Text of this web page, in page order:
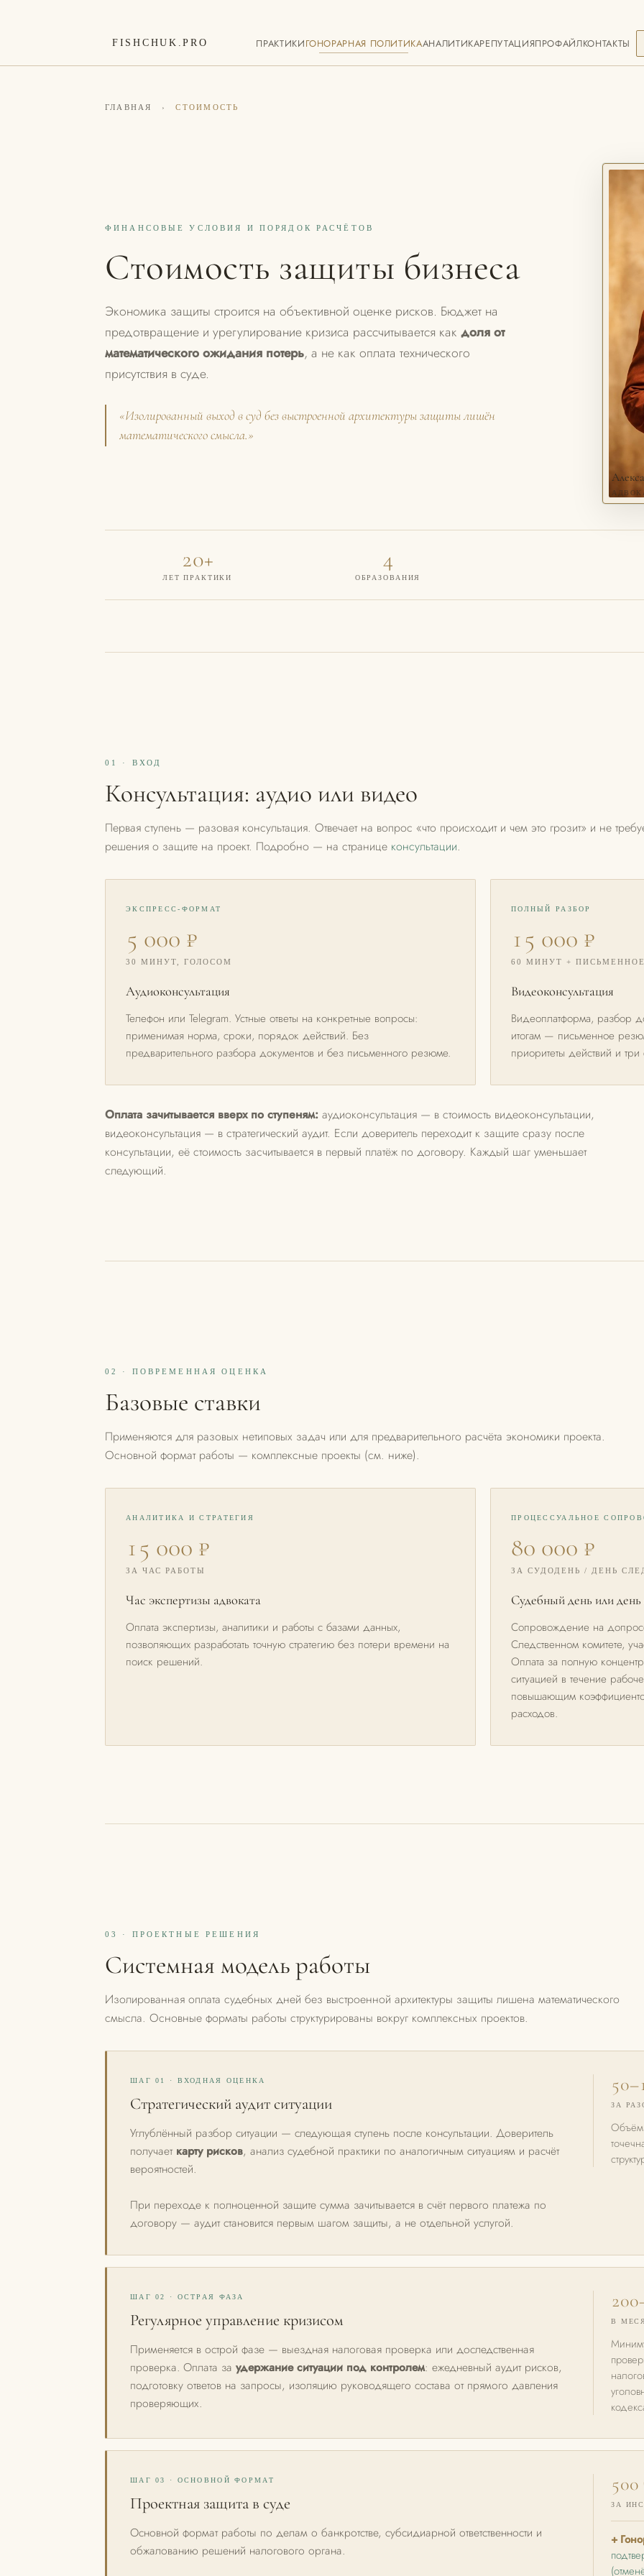
FISHCHUK.PRO ПРАКТИКИГОНОРАРНАЯ ПОЛИТИКААНАЛИТИКАРЕПУТАЦИЯПРОФАЙЛКОНТАКТЫ
ГЛАВНАЯ › СТОИМОСТЬ
ФИНАНСОВЫЕ УСЛОВИЯ И ПОРЯДОК РАСЧЁТОВ
Стоимость защиты бизнеса
Экономика защиты строится на объективной оценке рисков. Бюджет на
предотвращение и урегулирование кризиса рассчитывается как доля от
математического ожидания потерь, а не как оплата технического
присутствия в суде.
«Изолированный выход в суд без выстроенной архитектуры защиты лишён
математического смысла.»
20+
ЛЕТ ПРАКТИКИ
4
ОБРАЗОВАНИЯ
01 · ВХОД
Консультация: аудио или видео
Первая ступень — разовая консультация. Отвечает на вопрос «что происходит и чем это грозит» и не
решения о защите на проект. Подробно — на странице консультации.
ЭКСПРЕСС-ФОРМАТ
5 000 ₽
30 МИНУТ, ГОЛОСОМ
Аудиоконсультация
Телефон или Telegram. Устные ответы на конкретные вопросы:
применимая норма, сроки, порядок действий. Без
предварительного разбора документов и без письменного резюме.
ПОЛНЫЙ РАЗБОР
15 000 ₽
60 МИНУТ +
Видеоконсультация
Видеоплатформа, разбор
итогам — письменное
приоритеты действий и
Оплата зачитывается вверх по ступеням: аудиоконсультация — в стоимость видеоконсультации,
видеоконсультация — в стратегический аудит. Если доверитель переходит к защите сразу после
консультации, её стоимость засчитывается в первый платёж по договору. Каждый шаг уменьшает
следующий.
02 · ПОВРЕМЕННАЯ ОЦЕНКА
Базовые ставки
Применяются для разовых нетиповых задач или для предварительного расчёта экономики проекта.
Основной формат работы — комплексные проекты (см. ниже).
АНАЛИТИКА И СТРАТЕГИЯ
15 000 ₽
ЗА ЧАС РАБОТЫ
Час экспертизы адвоката
Оплата экспертизы, аналитики и работы с базами данных,
позволяющих разработать точную стратегию без потери времени на
поиск решений.
ПРОЦЕССУАЛЬНОЕ
80 000 ₽
ЗА СУДОДЕНЬ / ДЕНЬ
Судебный день или
Сопровождение на
Следственном комитете,
Оплата за полную
ситуацией в течение
повышающим
расходов.
03 · ПРОЕКТНЫЕ РЕШЕНИЯ
Системная модель работы
Изолированная оплата судебных дней без выстроенной архитектуры защиты лишена математического
смысла. Основные форматы работы структурированы вокруг комплексных проектов.
ШАГ 01 · ВХОДНАЯ ОЦЕНКА
Стратегический аудит ситуации
Углублённый разбор ситуации — следующая ступень после консультации. Доверитель
получает карту рисков, анализ судебной практики по аналогичным ситуациям и расчёт
вероятностей.
При переходе к полноценной защите сумма зачитывается в счёт первого платежа по
договору — аудит становится первым шагом защиты, а не отдельной услугой.
ЗА
Объём
ШАГ 02 · ОСТРАЯ ФАЗА
Регулярное управление кризисом
Применяется в острой фазе — выездная налоговая проверка или доследственная
проверка. Оплата за удержание ситуации под контролем: ежедневный аудит рисков,
подготовку ответов на запросы, изоляцию руководящего состава от прямого давления
проверяющих.
В
ШАГ 03 · ОСНОВНОЙ ФОРМАТ
Проектная защита в суде
Основной формат работы по делам о банкротстве, субсидиарной ответственности и
обжалованию решений налогового органа.
ЗА
+